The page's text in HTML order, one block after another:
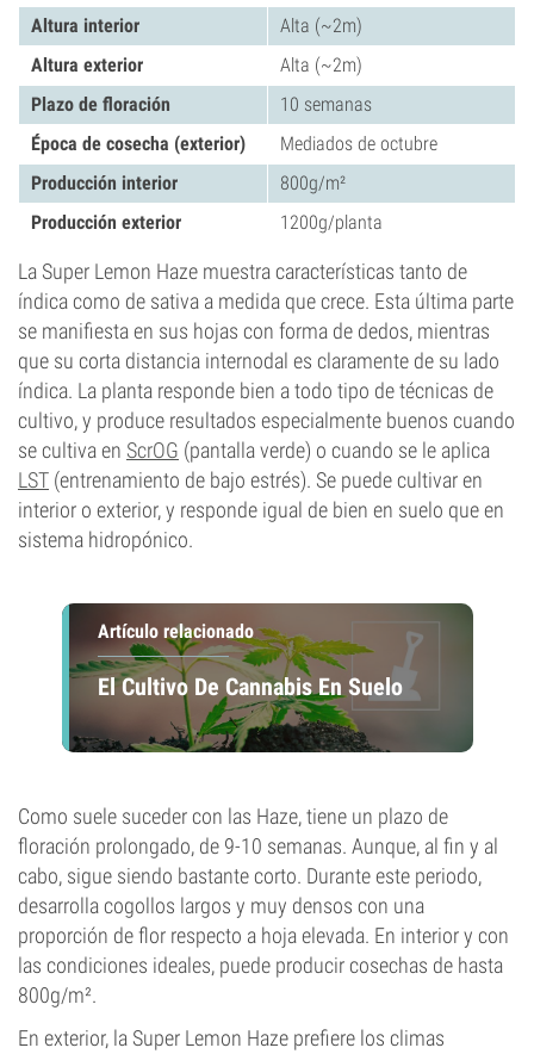
Altura interior
Alta (~2m)
Altura exterior
Alta (~2m)
Plazo de floración
10 semanas
Época de cosecha (exterior)
Mediados de octubre
Producción interior
800g/m²
Producción exterior
1200g/planta
La Super Lemon Haze muestra características tanto de
índica como de sativa a medida que crece. Esta última parte
se manifiesta en sus hojas con forma de dedos, mientras
que su corta distancia internodal es claramente de su lado
índica. La planta responde bien a todo tipo de técnicas de
cultivo, y produce resultados especialmente buenos cuando
se cultiva en ScrOG (pantalla verde) o cuando se le aplica
LST (entrenamiento de bajo estrés). Se puede cultivar en
interior o exterior, y responde igual de bien en suelo que en
sistema hidropónico.
Artículo relacionado
El Cultivo De Cannabis En Suelo
Como suele suceder con las Haze, tiene un plazo de
floración prolongado, de 9-10 semanas. Aunque, al fin y al
cabo, sigue siendo bastante corto. Durante este periodo,
desarrolla cogollos largos y muy densos con una
proporción de flor respecto a hoja elevada. En interior y con
las condiciones ideales, puede producir cosechas de hasta
800g/m².
En exterior, la Super Lemon Haze prefiere los climas